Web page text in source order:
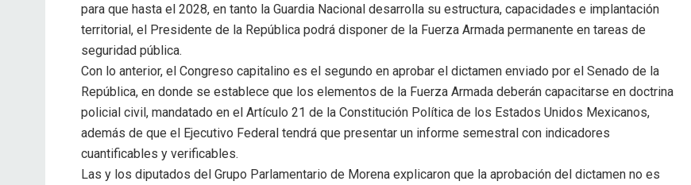
para que hasta el 2028, en tanto la Guardia Nacional desarrolla su estructura, capacidades e implantación
territorial, el Presidente de la República podrá disponer de la Fuerza Armada permanente en tareas de
seguridad pública.
Con lo anterior, el Congreso capitalino es el segundo en aprobar el dictamen enviado por el Senado de la
República, en donde se establece que los elementos de la Fuerza Armada deberán capacitarse en doctrina
policial civil, mandatado en el Artículo 21 de la Constitución Política de los Estados Unidos Mexicanos,
además de que el Ejecutivo Federal tendrá que presentar un informe semestral con indicadores
cuantificables y verificables.
Las y los diputados del Grupo Parlamentario de Morena explicaron que la aprobación del dictamen no es